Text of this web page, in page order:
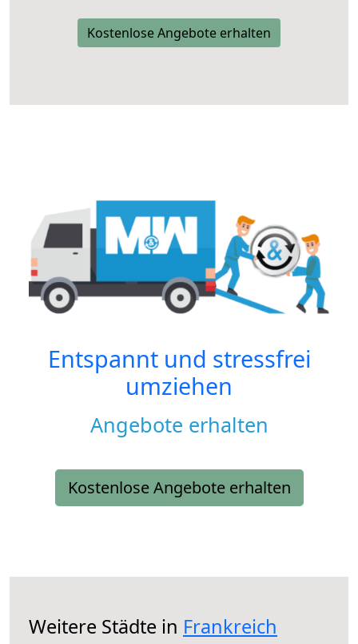
Kostenlose Angebote erhalten
Entspannt und stressfrei
umziehen
Angebote erhalten
Kostenlose Angebote erhalten
Weitere Städte in Frankreich